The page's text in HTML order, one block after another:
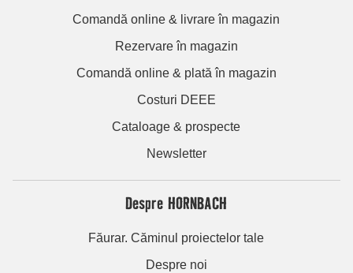
Comandă online & livrare în magazin
Rezervare în magazin
Comandă online & plată în magazin
Costuri DEEE
Cataloage & prospecte
Newsletter
Despre HORNBACH
Făurar. Căminul proiectelor tale
Despre noi